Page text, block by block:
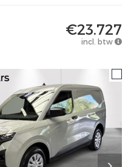
€23.727
incl. btw